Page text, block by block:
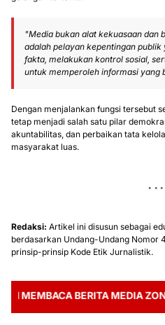
"Media bukan alat kekuasaan dan
adalah pelayan kepentingan
fakta, melakukan kontrol sosial,
untuk memperoleh informasi yang
Dengan menjalankan fungsi tersebut
tetap menjadi salah satu pilar
akuntabilitas, dan perbaikan tata
masyarakat luas.
Redaksi: Artikel ini disusun sebagai
berdasarkan Undang-Undang Nomor
prinsip-prinsip Kode Etik Jurnalistik.
BERITA MEDIA